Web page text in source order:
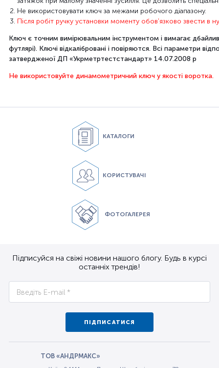
Не використовувати ключ за межами робочого діапазону.
Після робіт ручку установки моменту обов'язково звести в
Ключ є точним вимірювальним інструментом і вимагає
футлярі). Ключі відкалібровані і повіряются. Всі параметри
затвердженої ДП «Укрметртестстандарт» 14.07.2008 р
Не використовуйте динамометричний ключ у якості воротка.
КАТАЛОГИ
КОРИСТУВАЧІ
ФОТОГАЛЕРЕЯ
Підписуйся на свіжі новини нашого блогу. Будь в курсі
останніх трендів!
ПІДПИСАТИСЯ
ТОВ «АНДРМАКС»